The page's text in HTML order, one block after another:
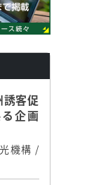
客促
企画
機構 /